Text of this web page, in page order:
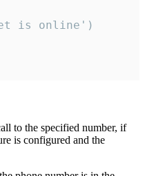
is online')
to the specified number, if
is configured and the